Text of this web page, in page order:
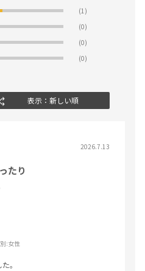
(1)
(0)
(0)
(0)
表示：新しい順
2026.7.13
たり
:女性
。